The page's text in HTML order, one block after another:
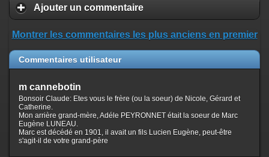
Ajouter un commentaire
Montrer les commentaires les plus anciens en premier
Commentaires utilisateur
m cannebotin
Bonsoir Claude: Etes vous le frère (ou la soeur) de Nicole, Gérard et
Catherine.
Mon arrière grand-mère, Adéle PEYRONNET était la soeur de Marc
Eugène LUNEAU.
Marc est décédé en 1901, il avait un fils Lucien Eugène, peut-être
s'agit-il de votre grand-père